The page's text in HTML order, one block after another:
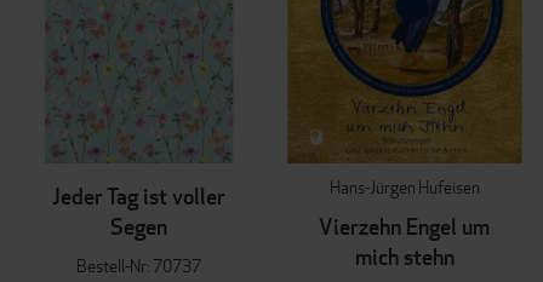
Jeder Tag ist voller
Segen
Bestell-Nr: 70737
Hans-Jürgen Hufeisen
Vierzehn Engel um
mich stehn